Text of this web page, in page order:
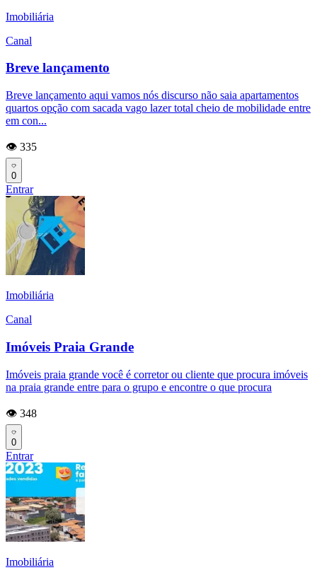
Imobiliária
Canal
Breve lançamento
Breve lançamento aqui vamos nós discurso não saia apartamentos
quartos opção com sacada vago lazer total cheio de mobilidade entre
em con...
👁️ 335
0
Entrar
Imobiliária
Canal
Imóveis Praia Grande
Imóveis praia grande você é corretor ou cliente que procura imóveis
na praia grande entre para o grupo e encontre o que procura
👁️ 348
0
Entrar
Imobiliária